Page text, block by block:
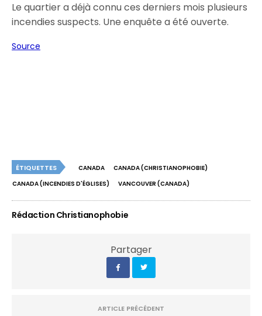
Le quartier a déjà connu ces derniers mois plusieurs
incendies suspects. Une enquête a été ouverte.
Source
ÉTIQUETTES CANADA
CANADA (CHRISTIANOPHOBIE)
CANADA (INCENDIES D'ÉGLISES)
VANCOUVER (CANADA)
Rédaction Christianophobie
Partager
ARTICLE PRÉCÉDENT